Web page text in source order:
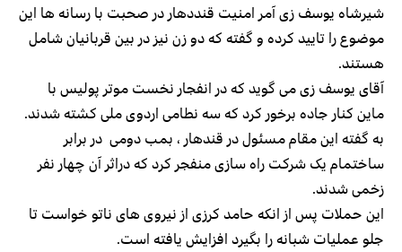
شیرشاه یوسف زی آمر امنیت قنددهار در صحبت با رسانه ها این
موضوع را تایید کرده و گفته که دو زن نیز در بین قربانیان شامل
هستند.
آقای یوسف زی می گوید که در انفجار نخست موتر پولیس با
ماین کنار جاده برخور کرد که سه نطامی اردوی ملی کشته شدند.
به گفته این مقام مسئول در قندهار ، بمب دومی در برابر
ساختمام یک شرکت راه سازی منفجر کرد که دراثر آن چهار نفر
زخمی شدند.
این حملات پس از انکه حامد کرزی از نیروی های ناتو خواست تا
جلو عملیات شبانه را بگیرد افزایش یافته است.